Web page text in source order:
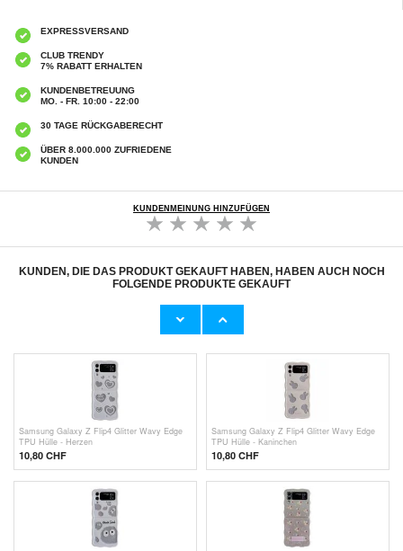
EXPRESSVERSAND
CLUB TRENDY
7% RABATT ERHALTEN
KUNDENBETREUUNG
MO. - FR. 10:00 - 22:00
30 TAGE RÜCKGABERECHT
ÜBER 8.000.000 ZUFRIEDENE
KUNDEN
KUNDENMEINUNG HINZUFÜGEN
KUNDEN, DIE DAS PRODUKT GEKAUFT HABEN, HABEN AUCH NOCH
FOLGENDE PRODUKTE GEKAUFT
iPhone 17 Pro ESR HaloLock MagSafe
Duzzona A3 microUSB, Lightning, USB-C
Samsung Galaxy Z Flip4 Glitter Wavy Edge
TPU Hülle - Herzen
10,80 CHF
Samsung Galaxy Z Flip4 Glitter Wavy Edge
TPU Hülle - Kaninchen
10,80 CHF